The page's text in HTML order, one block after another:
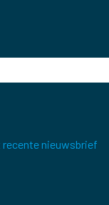
recente nieuwsbrief